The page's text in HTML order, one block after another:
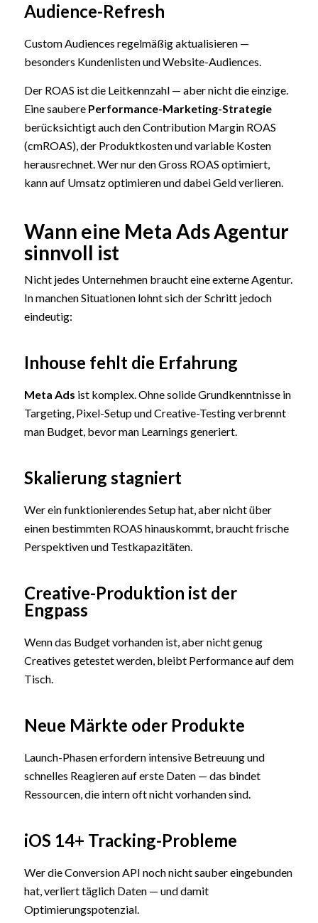
Audience-Refresh
Custom Audiences regelmäßig aktualisieren —
besonders Kundenlisten und Website-Audiences.
Der ROAS ist die Leitkennzahl — aber nicht die einzige.
Eine saubere Performance-Marketing-Strategie
berücksichtigt auch den Contribution Margin ROAS
(cmROAS), der Produktkosten und variable Kosten
herausrechnet. Wer nur den Gross ROAS optimiert,
kann auf Umsatz optimieren und dabei Geld verlieren.
Wann eine Meta Ads Agentur
sinnvoll ist
Nicht jedes Unternehmen braucht eine externe Agentur.
In manchen Situationen lohnt sich der Schritt jedoch
eindeutig:
Inhouse fehlt die Erfahrung
Meta Ads ist komplex. Ohne solide Grundkenntnisse in
Targeting, Pixel-Setup und Creative-Testing verbrennt
man Budget, bevor man Learnings generiert.
Skalierung stagniert
Wer ein funktionierendes Setup hat, aber nicht über
einen bestimmten ROAS hinauskommt, braucht frische
Perspektiven und Testkapazitäten.
Creative-Produktion ist der
Engpass
Wenn das Budget vorhanden ist, aber nicht genug
Creatives getestet werden, bleibt Performance auf dem
Tisch.
Neue Märkte oder Produkte
Launch-Phasen erfordern intensive Betreuung und
schnelles Reagieren auf erste Daten — das bindet
Ressourcen, die intern oft nicht vorhanden sind.
iOS 14+ Tracking-Probleme
Wer die Conversion API noch nicht sauber eingebunden
hat, verliert täglich Daten — und damit
Optimierungspotenzial.